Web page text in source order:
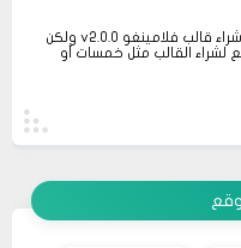
السلام عليكم، اريد شراء قالب فلامينغو v2.0.0 ولكن
لشراء القالب مثل خمسات أو